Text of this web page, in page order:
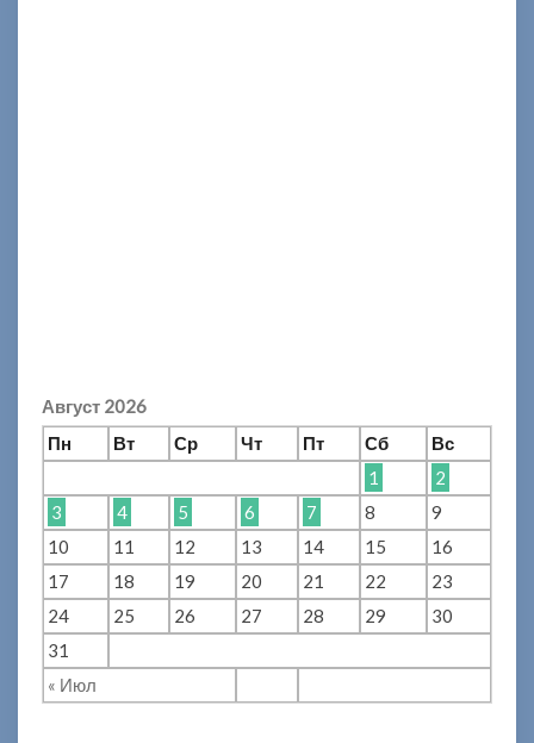
Август 2026
Пн
Вт Ср Чт Пт Сб Вс
« Июл
1
2
3
4 5 6 7 8
9
10
11 12 13 14 15
16
17
18 19 20 21 22
23
24
25 26 27 28 29
30
31